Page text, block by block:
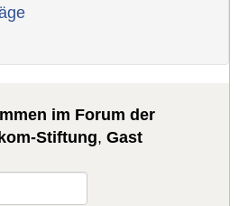
im Forum der
Stiftung,Gast